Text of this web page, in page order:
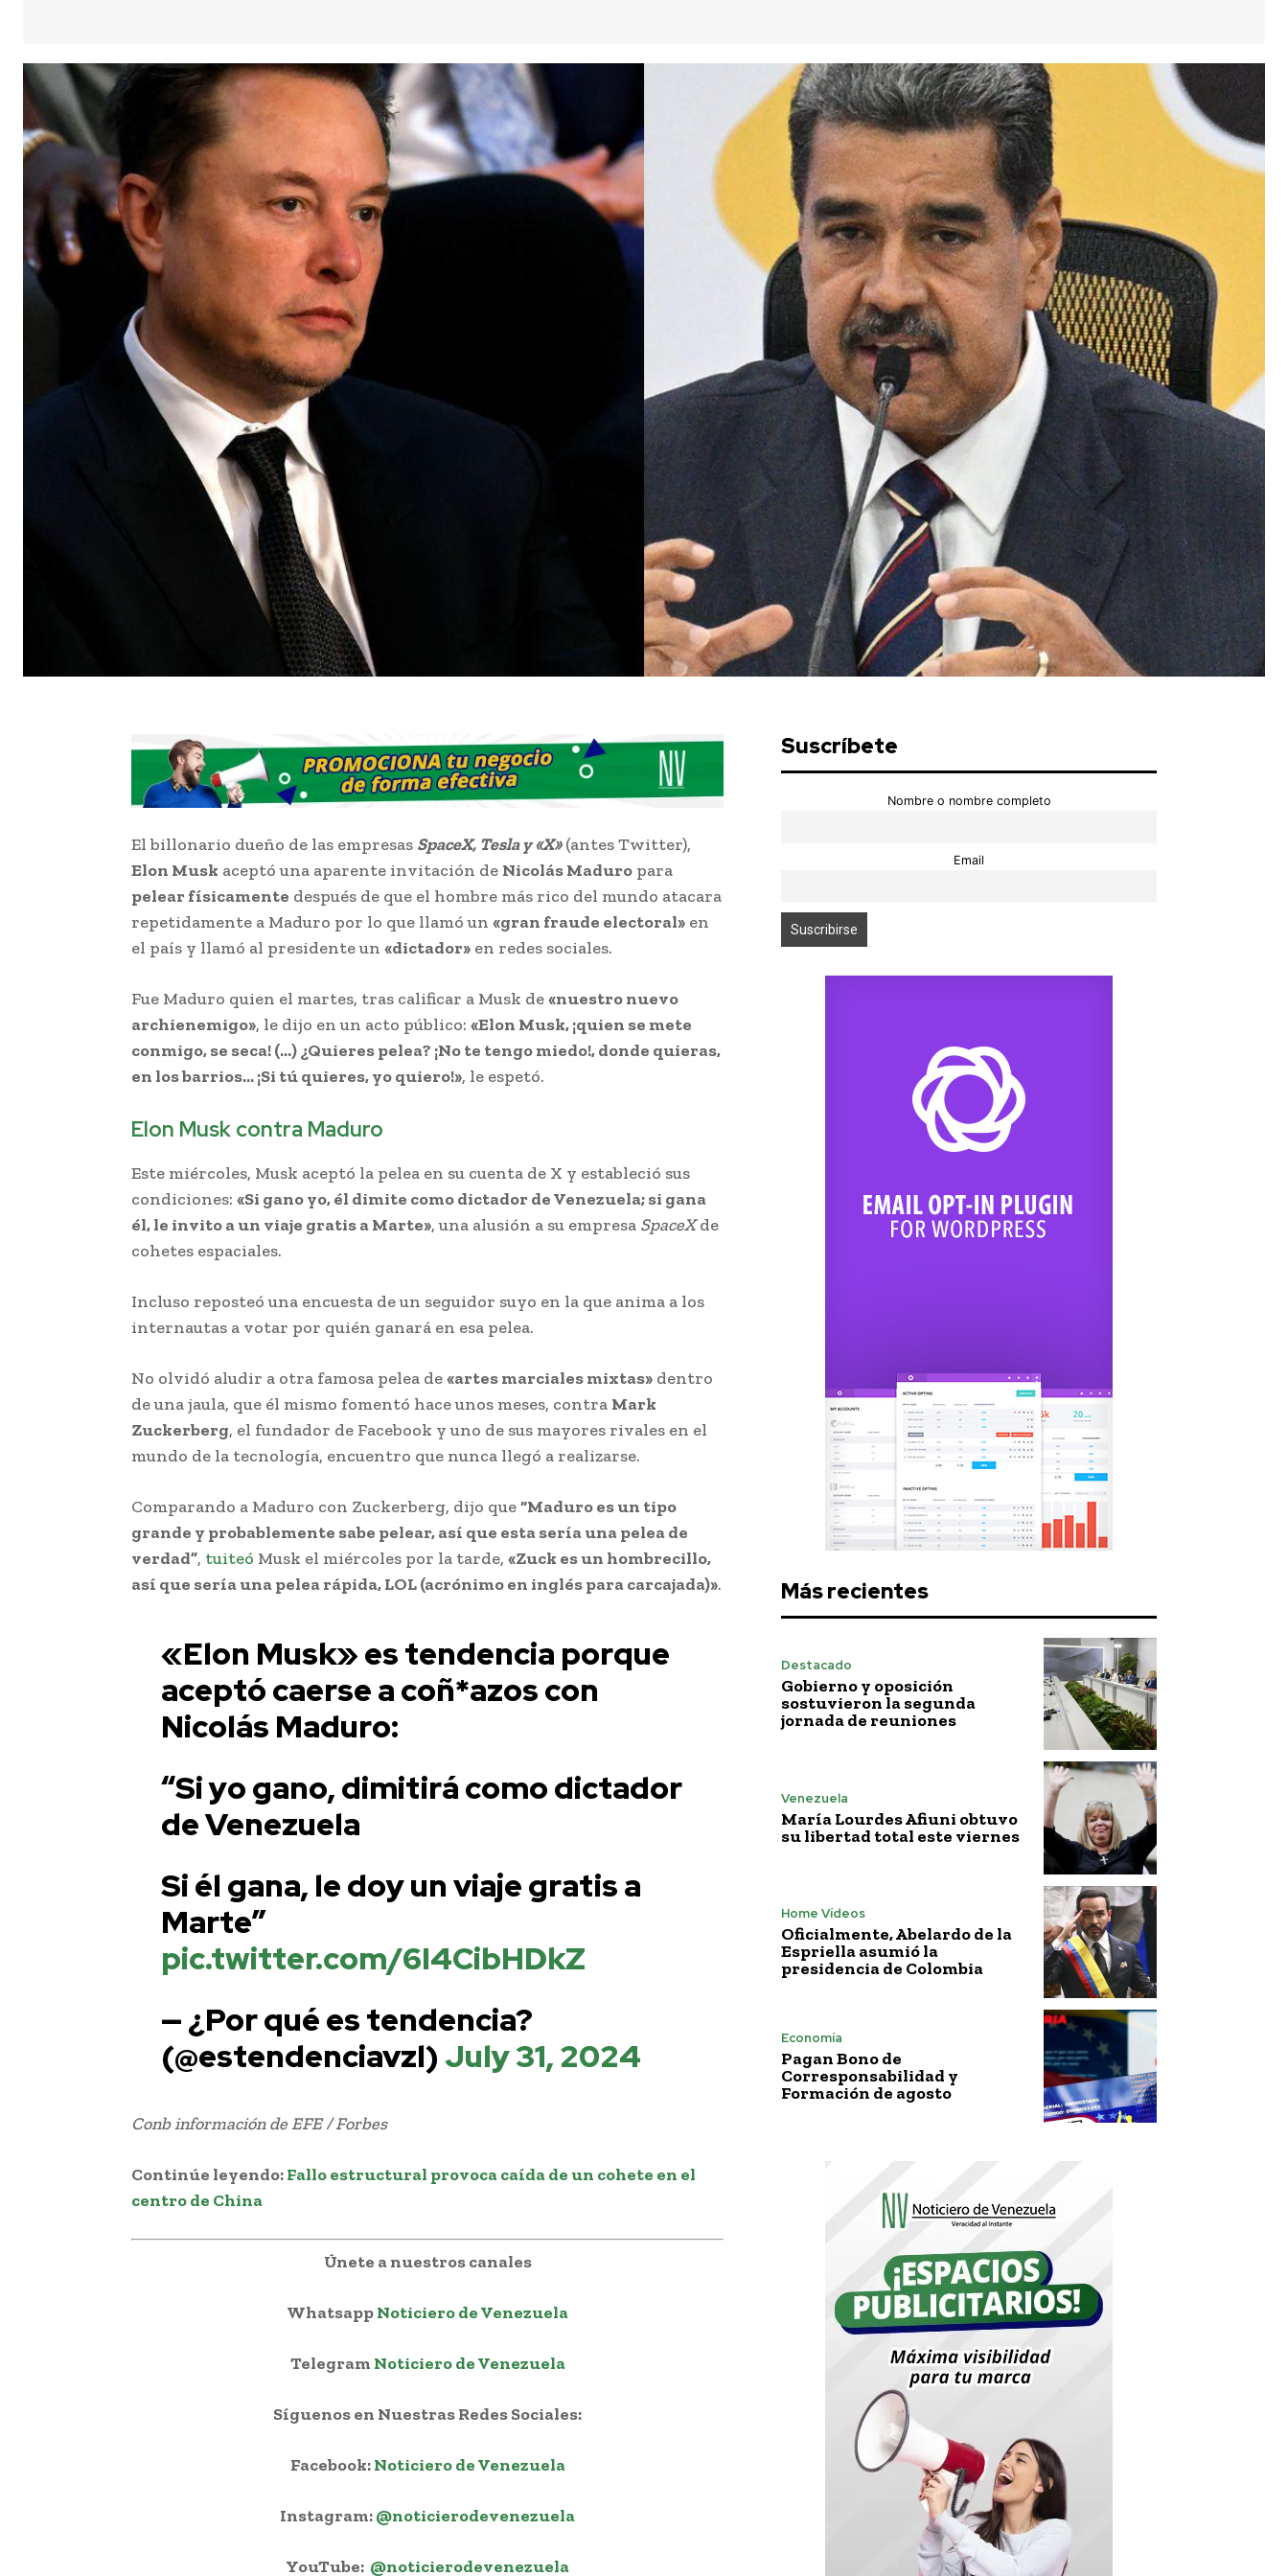
El billonario dueño de las empresas SpaceX, Tesla y «X»(antes Twitter),
Elon Musk aceptó una aparente invitación de Nicolás Maduro para
pelear físicamente después de que el hombre más rico del mundo atacara
repetidamente a Maduro por lo que llamó un «gran fraude electoral» en
el país y llamó al presidente un «dictador» en redes sociales.
Fue Maduro quien el martes, tras calificar a Musk de«nuestro nuevo
archienemigo», le dijo en un acto público: «Elon Musk, ¡quien se mete
conmigo, se seca! (…) ¿Quieres pelea? ¡No te tengo miedo!, donde quieras,
en los barrios… ¡Si tú quieres, yo quiero!», le espetó.
Elon Musk contra Maduro
Este miércoles, Musk aceptó la pelea en su cuenta de X y estableció sus
condiciones: «Si gano yo, él dimite como dictador de Venezuela; si gana
él, le invito a un viaje gratis a Marte», una alusión a su empresa SpaceXde
cohetes espaciales.
Incluso reposteó una encuesta de un seguidor suyo en la que anima a los
internautas a votar por quién ganará en esa pelea.
No olvidó aludir a otra famosa pelea de«artes marciales mixtas» dentro
de una jaula, que él mismo fomentó hace unos meses, contra Mark
Zuckerberg, el fundador de Facebook y uno de sus mayores rivales en el
mundo de la tecnología, encuentro que nunca llegó a realizarse.
Comparando a Maduro con Zuckerberg, dijo que“Maduro es un tipo
grande y probablemente sabe pelear, así que esta sería una pelea de
verdad”, tuiteó Musk el miércoles por la tarde, «Zuck es un hombrecillo,
así que sería una pelea rápida, LOL (acrónimo en inglés para carcajada)».
«Elon Musk» es tendencia porque
aceptó caerse a coñ*azos con
Nicolás Maduro:
“Si yo gano, dimitirá como dictador
de Venezuela
Si él gana, le doy un viaje gratis a
Marte”
pic.twitter.com/6I4CibHDkZ
— ¿Por qué es tendencia?
(@estendenciavzl)July 31, 2024
Conb información de EFE / Forbes
Continúe leyendo:Fallo estructural provoca caída de un cohete en el
centro de China
Únete a nuestros canales
WhatsappNoticiero de Venezuela
Telegram Noticiero de Venezuela
Síguenos en Nuestras Redes Sociales:
Facebook:Noticiero de Venezuela
Instagram:@noticierodevenezuela
YouTube: @noticierodevenezuela
Suscríbete
Nombre o nombre completo
Email
Más recientes
Destacado
Gobierno y oposición
sostuvieron la segunda
jornada de reuniones
Venezuela
María Lourdes Afiuni obtuvo
su libertad total este viernes
Home Vídeos
Oficialmente, Abelardo de la
Espriella asumió la
presidencia de Colombia
Economía
Pagan Bono de
Corresponsabilidad y
Formación de agosto